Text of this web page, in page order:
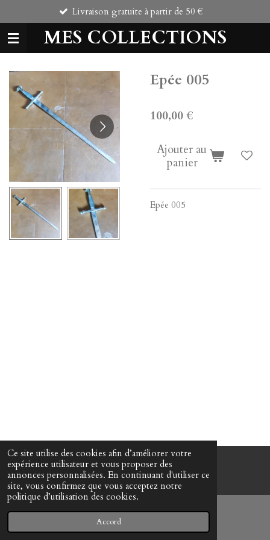
Ce site utilise des cookies afin d’améliorer votre
expérience utilisateur et vous proposer des
annonces personnalisées. En continuant d'utiliser ce
site, vous confirmez que vous acceptez notre
politique d’utilisation des cookies.
Accord
au
contenu
principal
MES COLLECTIONS
gratuite à partir de 50 €
Epée 005
100,00 €
Ajouter au
panier
Epée 005
© www-mes-collections.net